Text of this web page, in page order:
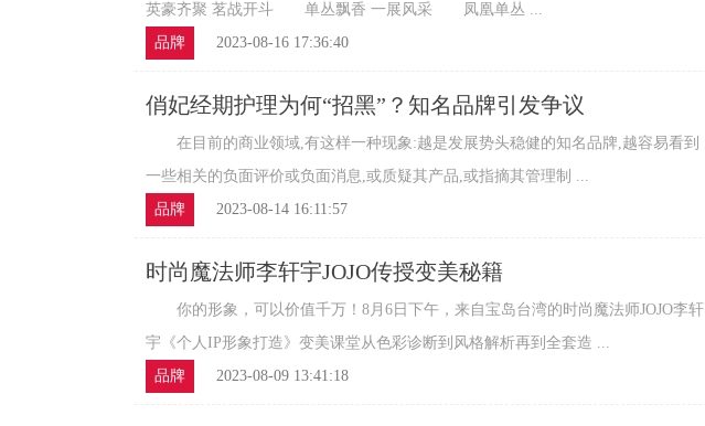
英豪齐聚 茗战开斗 单丛飘香 一展风采 凤凰单丛 ...
品牌
2023-08-16 17:36:40
俏妃经期护理为何“招黑”？知名品牌引发争议
在目前的商业领域,有这样一种现象:越是发展势头稳健的知名品牌,越容易看到
一些相关的负面评价或负面消息,或质疑其产品,或指摘其管理制 ...
品牌
2023-08-14 16:11:57
时尚魔法师李轩宇JOJO传授变美秘籍
你的形象，可以价值千万！8月6日下午，来自宝岛台湾的时尚魔法师JOJO李轩
宇《个人IP形象打造》变美课堂从色彩诊断到风格解析再到全套造 ...
品牌
2023-08-09 13:41:18